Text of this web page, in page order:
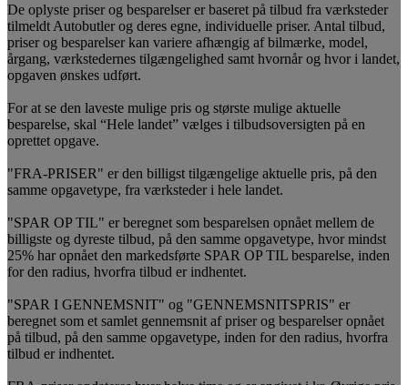
De oplyste priser og besparelser er baseret på tilbud fra værksteder
tilmeldt Autobutler og deres egne, individuelle priser. Antal tilbud,
priser og besparelser kan variere afhængig af bilmærke, model,
årgang, værkstedernes tilgængelighed samt hvornår og hvor i landet,
opgaven ønskes udført.
For at se den laveste mulige pris og største mulige aktuelle
besparelse, skal “Hele landet” vælges i tilbudsoversigten på en
oprettet opgave.
"FRA-PRISER" er den billigst tilgængelige aktuelle pris, på den
samme opgavetype, fra værksteder i hele landet.
"SPAR OP TIL" er beregnet som besparelsen opnået mellem de
billigste og dyreste tilbud, på den samme opgavetype, hvor mindst
25% har opnået den markedsførte SPAR OP TIL besparelse, inden
for den radius, hvorfra tilbud er indhentet.
"SPAR I GENNEMSNIT" og "GENNEMSNITSPRIS" er
beregnet som et samlet gennemsnit af priser og besparelser opnået
på tilbud, på den samme opgavetype, inden for den radius, hvorfra
tilbud er indhentet.